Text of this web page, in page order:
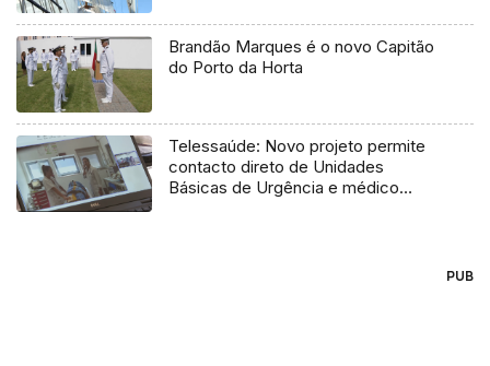
Brandão Marques é o novo Capitão
do Porto da Horta
Telessaúde: Novo projeto permite
contacto direto de Unidades
Básicas de Urgência e médico
PUB